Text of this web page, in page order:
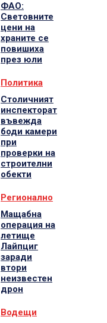
ФАО:
Световните
цени на
храните се
повишиха
през юли
Политика
Столичният
инспекторат
въвежда
боди камери
при
проверки на
строителни
обекти
Регионално
Мащабна
операция на
летище
Лайпциг
заради
втори
неизвестен
дрон
Водещи